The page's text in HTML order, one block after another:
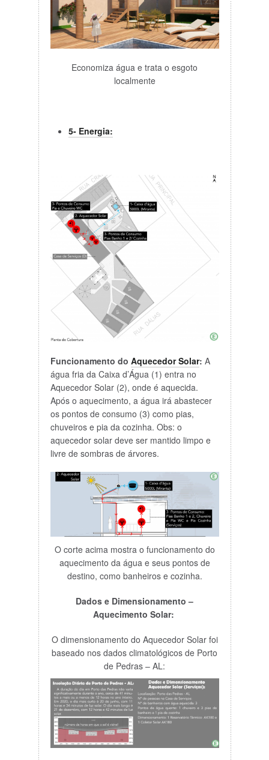
Economiza água e trata o esgoto
localmente
5- Energia:
Funcionamento do Aquecedor Solar: A
água fria da Caixa d’Água (1) entra no
Aquecedor Solar (2), onde é aquecida.
Após o aquecimento, a água irá abastecer
os pontos de consumo (3) como pias,
chuveiros e pia da cozinha. Obs: o
aquecedor solar deve ser mantido limpo e
livre de sombras de árvores.
O corte acima mostra o funcionamento do
aquecimento da água e seus pontos de
destino, como banheiros e cozinha.
Dados e Dimensionamento –
Aquecimento Solar:
O dimensionamento do Aquecedor Solar foi
baseado nos dados climatológicos de Porto
de Pedras – AL: